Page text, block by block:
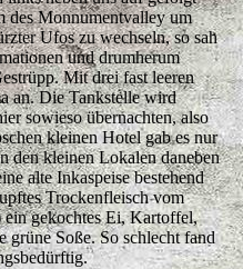
des Monnumentvalley um
Ufos zu wechseln, so sah
und drumherum
Mit drei fast leeren
an. Die Tankstelle wird
sowieso übernachten, also
kleinen Hotel gab es nur
den kleinen Lokalen daneben
alte Inkaspeise bestehend
Trockenfleisch vom
ein gekochtes Ei, Kartoffel,
grüne Soße. So schlecht fand